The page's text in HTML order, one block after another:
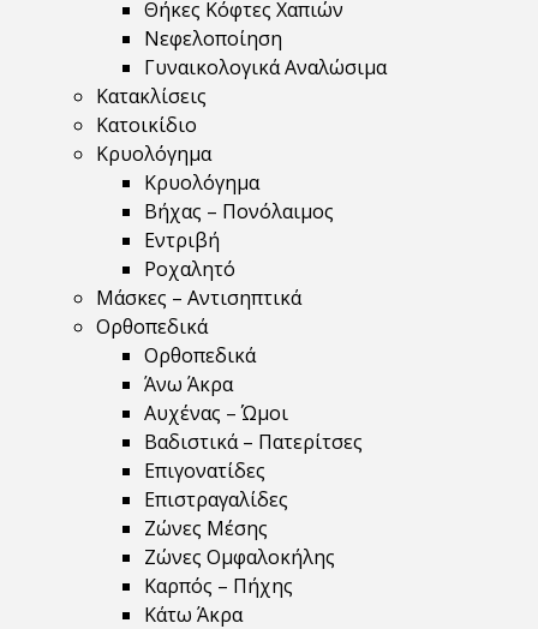
Θήκες Κόφτες Χαπιών
Νεφελοποίηση
Γυναικολογικά Αναλώσιμα
Κατακλίσεις
Κατοικίδιο
Κρυολόγημα
Κρυολόγημα
Βήχας – Πονόλαιμος
Εντριβή
Ροχαλητό
Μάσκες – Αντισηπτικά
Ορθοπεδικά
Ορθοπεδικά
Άνω Άκρα
Αυχένας – Ώμοι
Βαδιστικά – Πατερίτσες
Επιγονατίδες
Επιστραγαλίδες
Ζώνες Μέσης
Ζώνες Ομφαλοκήλης
Καρπός – Πήχης
Κάτω Άκρα